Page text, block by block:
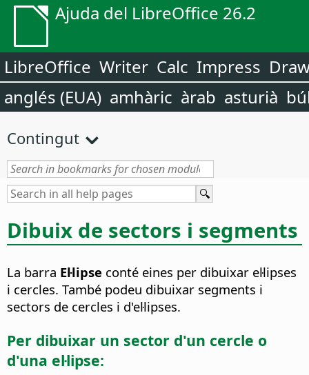
Ajuda del LibreOffice 26.2
LibreOffice Writer Calc Impress
anglés (EUA) amhàric àrab asturià
Contingut
Dibuix de sectors i segments
La barra El·lipse conté eines per dibuixar el·lipses
i cercles. També podeu dibuixar segments i
sectors de cercles i d'el·lipses.
Per dibuixar un sector d'un cercle o
d'una el·lipse: